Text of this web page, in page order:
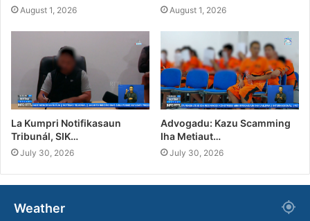
August 1, 2026 August 1, 2026
La Kumpri Notifikasaun
Tribunál, SIK…
July 30, 2026
Advogadu: Kazu Scamming
Iha Metiaut…
July 30, 2026
Weather